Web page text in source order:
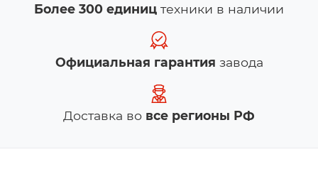
Более 300 единиц техники в наличии
Официальная гарантия завода
Доставка во все регионы РФ